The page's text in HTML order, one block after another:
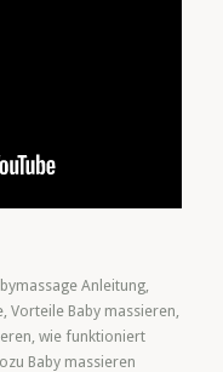
Anleitung,
, Vorteile Baby massieren
wie funktioniert
Baby massieren